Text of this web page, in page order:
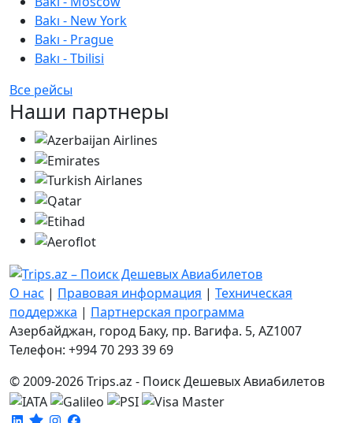
Bakı - New York
Bakı - Prague
Bakı - Tbilisi
Все рейсы
Наши партнеры
О нас | Правовая информация | Техническая
поддержка | Партнерская программа
Азербайджан, город Баку, пр. Вагифа. 5, AZ1007
Телефон: +994 70 293 39 69
© 2009-2026 Trips.az - Поиск Дешевых Авиабилетов